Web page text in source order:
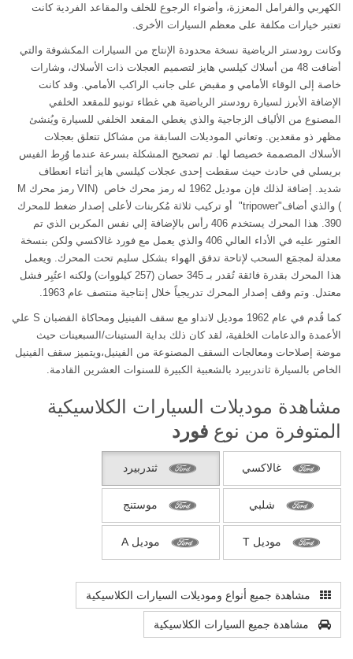
الكهربي والفرامل المعززة، وأضواء الرجوع للخلف والمقاعد الفردية كانت
تعتبر خيارات مكلفة على معظم السيارات الأخرى.
وكانت رودستر الرياضية نسخة محدودة الإنتاج من السيارات المكشوفة والتي
أضافت 48 من أسلاك كيلسي هايز لتصميم العجلات ذات الأسلاك، وشارات
خاصة إلى الوقاء الأمامي و مقبض على جانب الراكب الأمامي. وقد كانت
الإضافة الأبرز لسيارة رودستر الرياضية هي غطاء تونيو للمقعد الخلفي
المصنوع من الألياف الزجاجية والذي يغطي المقعد الخلفي للسيارة ويُنشئ
مظهر ذو مقعدين. وتعاني الموديلات السابقة من مشاكل تتعلق بعجلات
الأسلاك المصممة خصيصا لها. تم تصحيح المشكلة بسرعة عندما وُرِط الفيس
بريسلي في حادث حيث سقطت إحدى عجلات كيلسي هايز أثناء انعطاف
شديد. إضافة لذلك فإن موديل 1962 له رمز محرك خاص (VIN رمز محرك M
) والذي أضاف"tripower" أو تركيب ثلاثة مُكربنات لأعلى إصدار ضغط للمحرك
390. هذا المحرك يستخدم 406 رأس بالإضافة إلي نفس المكربن الذي تم
العثور عليه في الأداء العالي 406 والذي يعمل مع فورد غالاكسي ولكن بنسخة
معدلة لمجمَع السحب لإتاحة تدفق الهواء بشكل سليم تحت المحرك. ويعمل
هذا المحرك بقدرة فائقة تُقدر بـ 345 حصان (257 كيلووات) ولكنه اعتُبِر فشل
معتدل. وتم وقف إصدار المحرك تدريجياً خلال إنتاجية منتصف عام 1963.
كما قُدم في عام 1962 موديل لانداو مع سقف الفينيل ومحاكاة القضبان S علي
الأعمدة والدعامات الخلفية، لقد كان ذلك بداية الستينات/السبعينات حيث
موضة إصلاحات ومعالجات السقف المصنوعة من الفينيل،ويتميز سقف الفينيل
الخاص بالسيارة ثاندربيرد بالشعبية الكبيرة للسنوات العشرين القادمة.
مشاهدة موديلات السيارات الكلاسيكية
المتوفرة من نوع فورد
غالاكسي ثندربيرد
شلبي موستنج
موديل T موديل A
مشاهدة جميع أنواع وموديلات السيارات الكلاسيكية
مشاهدة جميع السيارات الكلاسيكية